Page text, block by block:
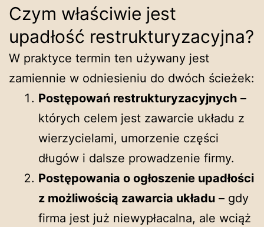
Czym właściwie jest
upadłość restrukturyzacyjna?
W praktyce termin ten używany jest
zamiennie w odniesieniu do dwóch ścieżek:
Postępowań restrukturyzacyjnych –
których celem jest zawarcie układu z
wierzycielami, umorzenie części
długów i dalsze prowadzenie firmy.
Postępowania o ogłoszenie upadłości
z możliwością zawarcia układu – gdy
firma jest już niewypłacalna, ale wciąż